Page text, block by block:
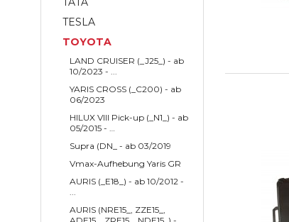
TESLA
TOYOTA
LAND CRUISER (_J25_) - ab
10/2023 - ...
YARIS CROSS (_C200) - ab
06/2023
HILUX VIII Pick-up (_N1_) - ab
05/2015 - …
Supra (DN_ - ab 03/2019
Vmax-Aufhebung Yaris GR
AURIS (_E18_) - ab 10/2012 -
...
AURIS (NRE15_, ZZE15_,